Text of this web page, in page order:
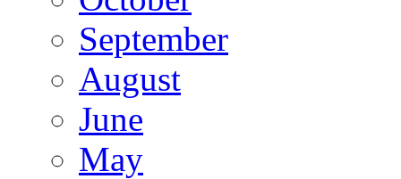
September
August
June
May